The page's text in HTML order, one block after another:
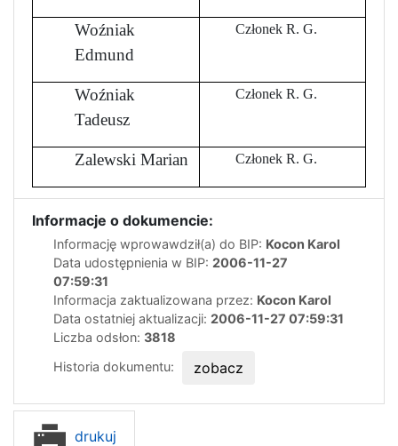
Woźniak
Edmund
Członek R. G.
Woźniak
Tadeusz
Członek R. G.
Zalewski Marian Członek R. G.
Informacje o dokumencie:
Informację wprowawdził(a) do BIP: Kocon Karol
Data udostępnienia w BIP: 2006-11-27
07:59:31
Informacja zaktualizowana przez: Kocon Karol
Data ostatniej aktualizacji: 2006-11-27 07:59:31
Liczba odsłon: 3818
Historia dokumentu:
zobacz
drukuj